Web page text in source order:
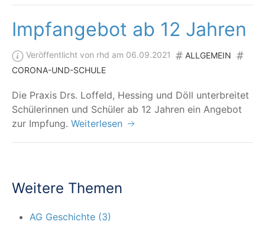
Impfangebot ab 12 Jahren
Veröffentlicht von rhd am 06.09.2021
ALLGEMEIN
CORONA-UND-SCHULE
Die Pra­xis Drs. Lof­feld, Hes­sing und Döll unter­brei­tet
Schü­le­rin­nen und Schü­ler ab 12 Jah­ren ein Ange­bot
zur Impfung. Weiterlesen
Weitere Themen
AG Geschichte (3)